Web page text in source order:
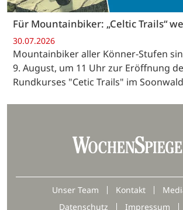
Für Mountainbiker: „Celtic Trails“
30.07.2026
Mountainbiker aller Könner-Stufen
9. August, um 11 Uhr zur Eröffnung
Rundkurses "Cetic Trails" im
Unser Team Kontakt
Datenschutz
Impressum